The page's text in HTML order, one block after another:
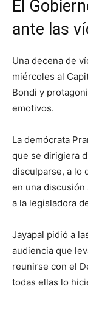
El
ante las
Una decena de
miércoles al
Bondi y
emotivos.
La demócrata
que se dirigiera
disculparse, a lo
en una discusión
a la legisladora
Jayapal pidió a
audiencia que
reunirse con el
todas ellas lo